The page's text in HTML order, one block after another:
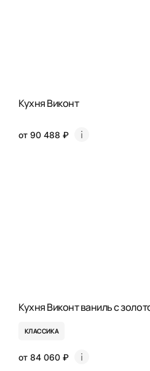
Кухня Виконт
от 90 488 ₽
Кухня Виконт ваниль с
КЛАССИКА
от 84 060 ₽